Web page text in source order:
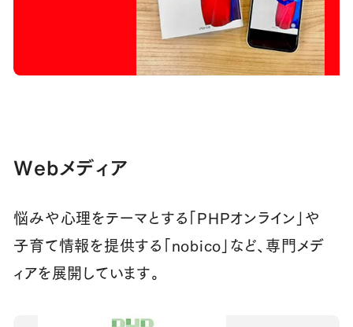
Webメディア
悩みや心理をテーマとする「PHPオンライン」や
子育て情報を提供する「nobico」など、専門メデ
ィアを展開しています。